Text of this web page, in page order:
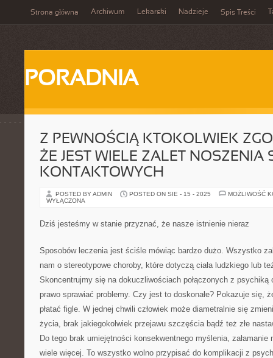
Strona główna Archiwum Lekarski Nadzieje Spis Treści
PORADNIA
Z PEWNOŚCIĄ KTOKOLWIEK
ŻE JEST WIELE ZALET NOSZENIA
KONTAKTOWYCH
POSTED BY ADMIN POSTED ON SIE - 15 - 2025
MOŻLIWOŚĆ
WYŁĄCZONA
Dziś jesteśmy w stanie przyznać, że nasze istnienie nieraz
Sposobów leczenia jest ściśle mówiąc bardzo dużo. Wszystko
nam o stereotypowe choroby, które dotyczą ciała ludzkiego lub
Skoncentrujmy się na dokuczliwościach połączonych z psychiką
prawo sprawiać problemy. Czy jest to doskonałe? Pokazuje się,
płatać figle. W jednej chwili człowiek może diametralnie się
życia, brak jakiegokolwiek przejawu szczęścia bądź też złe
Do tego brak umiejętności konsekwentnego myślenia, załamanie
wiele więcej. To wszystko wolno przypisać do komplikacji z